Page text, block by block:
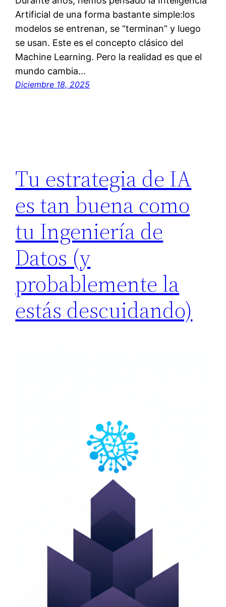
Artificial de una forma bastante simple:los
modelos se entrenan, se “terminan” y luego
se usan. Este es el concepto clásico del
Machine Learning. Pero la realidad es que el
mundo cambia…
Diciembre 18, 2025
Tu estrategia de IA
es tan buena como
tu Ingeniería de
Datos (y
probablemente la
estás descuidando)